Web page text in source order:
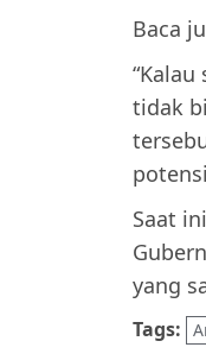
Baca
tidak
Saat
yang
Tags: